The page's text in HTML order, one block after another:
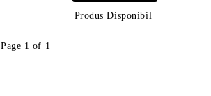
Produs Disponibil
Page 1 of 1